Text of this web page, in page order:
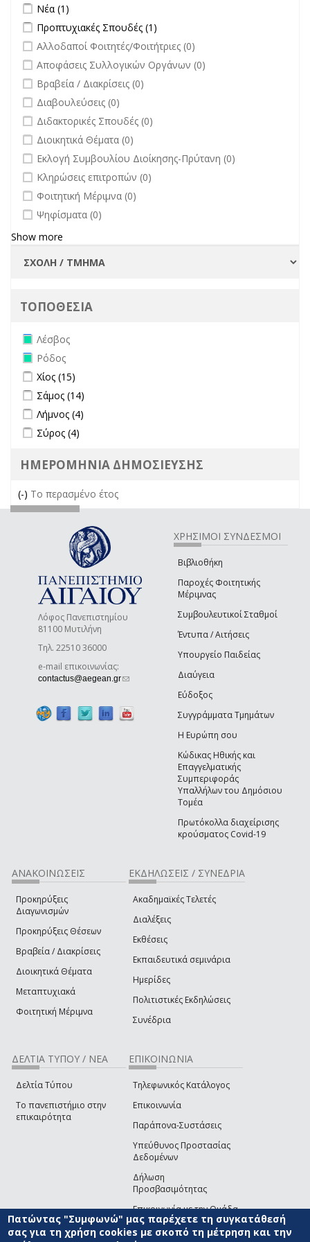
Apply Νέα filter
Νέα (1)
Apply Προπτυχιακές Σπουδές filter
Προπτυχιακές Σπουδές (1)
undefined
Αλλοδαποί Φοιτητές/Φοιτήτριες (0)
undefined
Αποφάσεις Συλλογικών Οργάνων (0)
undefined
Βραβεία / Διακρίσεις (0)
undefined
Διαβουλεύσεις (0)
undefined
Διδακτορικές Σπουδές (0)
undefined
Διοικητικά Θέματα (0)
undefined
Εκλογή Συμβουλίου Διοίκησης-Πρύτανη (0)
undefined
Κληρώσεις επιτροπών (0)
undefined
Φοιτητική Μέριμνα (0)
undefined
Ψηφίσματα (0)
Show more
ΤΟΠΟΘΕΣΙΑ
Remove Λέσβος filter
Λέσβος
Remove Ρόδος filter
Ρόδος
Apply Χίος filter
Χίος (15)
Apply Σάμος filter
Σάμος (14)
Apply Λήμνος filter
Λήμνος (4)
Apply Σύρος filter
Σύρος (4)
ΗΜΕΡΟΜΗΝΙΑ ΔΗΜΟΣΙΕΥΣΗΣ
(-) Remove Το περασμένο έτος filter
Το περασμένο έτος
Λόφος Πανεπιστημίου
81100 Μυτιλήνη
Τηλ. 22510 36000
e-mail επικοινωνίας:
contactus@aegean.gr(link sends e-mail)
ΧΡΗΣΙΜΟΙ ΣΥΝΔΕΣΜΟΙ
Βιβλιοθήκη
Παροχές Φοιτητικής
Μέριμνας
Συμβουλευτικοί Σταθμοί
Έντυπα / Αιτήσεις
Υπουργείο Παιδείας
Διαύγεια
Εύδοξος
Συγγράμματα Τμημάτων
Η Ευρώπη σου
Κώδικας Ηθικής και
Επαγγελματικής
Συμπεριφοράς
Υπαλλήλων του Δημόσιου
Τομέα
Πρωτόκολλα διαχείρισης
κρούσματος Covid-19
ΑΝΑΚΟΙΝΩΣΕΙΣ
Προκηρύξεις
Διαγωνισμών
Προκηρύξεις Θέσεων
Βραβεία / Διακρίσεις
Διοικητικά Θέματα
Μεταπτυχιακά
Φοιτητική Μέριμνα
ΕΚΔΗΛΩΣΕΙΣ / ΣΥΝΕΔΡΙΑ
Ακαδημαϊκές Τελετές
Διαλέξεις
Εκθέσεις
Εκπαιδευτικά σεμινάρια
Ημερίδες
Πολιτιστικές Εκδηλώσεις
Συνέδρια
ΔΕΛΤΙΑ ΤΥΠΟΥ / ΝΕΑ
Δελτία Τύπου
Το πανεπιστήμιο στην
επικαιρότητα
ΕΠΙΚΟΙΝΩΝΙΑ
Τηλεφωνικός Κατάλογος
Επικοινωνία
Παράπονα-Συστάσεις
Υπεύθυνος Προστασίας
Δεδομένων
Δήλωση
Προσβασιμότητας
Επικοινωνία με την Ομάδα
Ανάπτυξης του site(link sends e-mail)
Πατώντας "Συμφωνώ" μας παρέχετε τη συγκατάθεσή
σας για τη χρήση cookies με σκοπό τη μέτρηση και την